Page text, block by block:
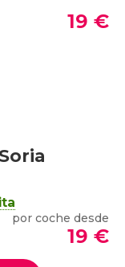
19 €
por coche desde
19 €